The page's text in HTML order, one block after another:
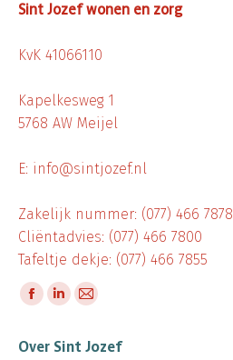
Sint Jozef wonen en zorg
KvK 41066110
Kapelkesweg 1
5768 AW Meijel
E: info@sintjozef.nl
Zakelijk nummer: (077) 466 7878
Cliëntadvies: (077) 466 7800
Tafeltje dekje: (077) 466 7855
Vind ons op:
Facebook
opens
Linkedin
opens
Mail
opens
Over Sint Jozef